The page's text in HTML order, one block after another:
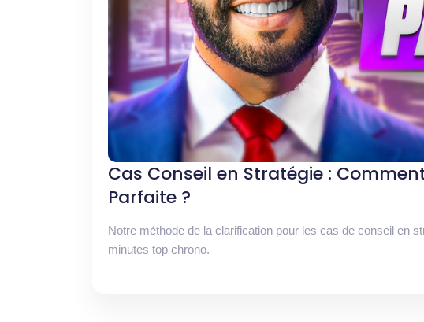
Cas Conseil en Stratégie :
Parfaite ?
Notre méthode de la clarification pour les cas de conseil en
minutes top chrono.